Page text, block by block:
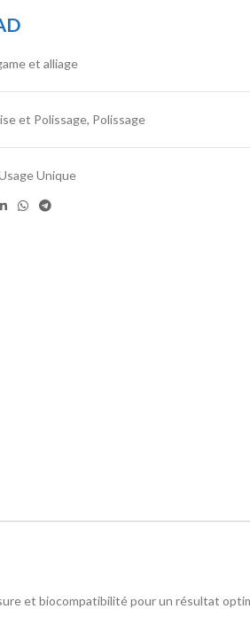
et alliage
et Polissage, Polissage
Unique
et biocompatibilité pour un résultat